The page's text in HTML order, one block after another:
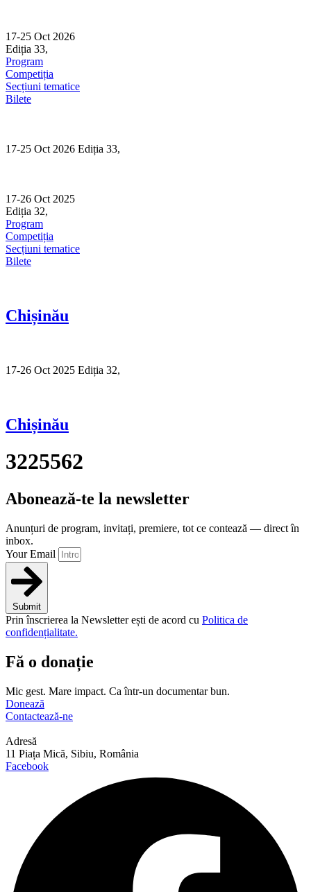
content
17-25 Oct 2026
Ediția 33,
Program
Competiția
Secțiuni tematice
Bilete
17-25 Oct 2026 Ediția 33,
17-26 Oct 2025
Ediția 32,
Program
Competiția
Secțiuni tematice
Bilete
Chișinău
17-26 Oct 2025 Ediția 32,
Chișinău
3225562
Abonează-te la newsletter
Anunțuri de program, invitați, premiere, tot ce contează — direct în
inbox.
Your Email
Submit
Prin înscrierea la Newsletter ești de acord cu Politica de
confidențialitate.
Fă o donație
Mic gest. Mare impact. Ca într-un documentar bun.
Donează
Contactează-ne
Adresă
11 Piața Mică, Sibiu, România
Facebook